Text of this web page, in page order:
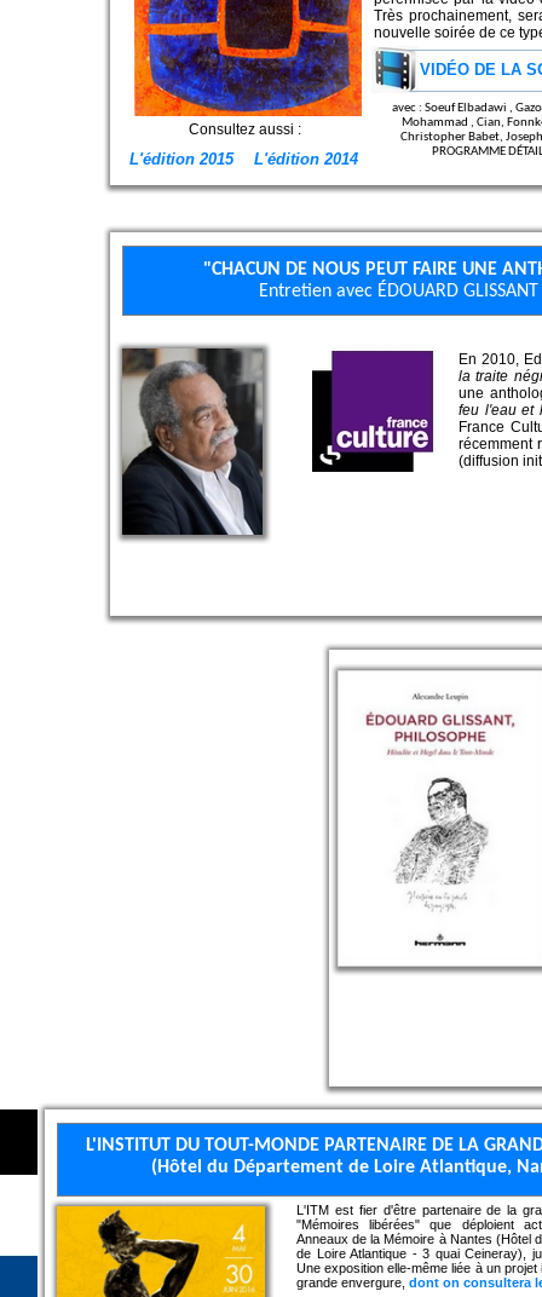
"CHACUN DE NOUS PEUT FAIRE UNE
Entretien avec ÉDOUARD
En 2010,
la traite
une
feu l'eau et
France
récemment
(diffusion
Très prochainement,
nouvelle soirée de ce
L'INSTITUT DU TOUT-MONDE PARTENAIRE DE LA
(Hôtel du Département de Loire Atlantique,
L'ITM est fier d'être partenaire de la
"Mémoires libérées" que déploient
Anneaux de la Mémoire à Nantes (Hôtel
de Loire Atlantique - 3 quai Ceineray),
Une exposition elle-même liée à un projet
grande envergure, dont on consultera
VIDÉO DE LA
avec : Soeuf Elbadawi ,
Mohammad , Cian,
Christopher Babet,
PROGRAMME
L'édition 2015
Consultez aussi :
L'édition 2014